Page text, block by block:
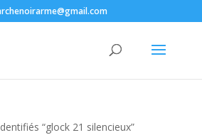
“glock 21 silencieux​”